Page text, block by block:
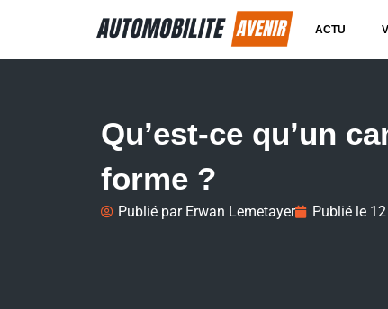
ACTU
Qu’est-ce qu’un
forme ?
Publié parErwan Lemetayer Publié le